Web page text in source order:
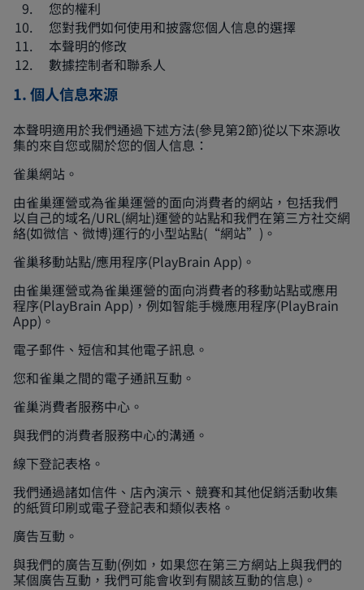
您的權利
您對我們如何使用和披露您個人信息的選擇
本聲明的修改
數據控制者和聯系人
1. 個人信息來源
本聲明適用於我們通過下述方法(參見第2節)從以下來源收
集的來自您或關於您的個人信息：
雀巢網站。
由雀巢運營或為雀巢運營的面向消費者的網站，包括我們
以自己的域名/URL(網址)運營的站點和我們在第三方社交網
絡(如微信、微博)運行的小型站點(“網站”)。
雀巢移動站點/應用程序(PlayBrain App)。
由雀巢運營或為雀巢運營的面向消費者的移動站點或應用
程序(PlayBrain App)，例如智能手機應用程序(PlayBrain
App)。
電子郵件、短信和其他電子訊息。
您和雀巢之間的電子通訊互動。
雀巢消費者服務中心。
與我們的消費者服務中心的溝通。
線下登記表格。
我們通過諸如信件、店內演示、競賽和其他促銷活動收集
的紙質印刷或電子登記表和類似表格。
廣告互動。
與我們的廣告互動(例如，如果您在第三方網站上與我們的
某個廣告互動，我們可能會收到有關該互動的信息)。